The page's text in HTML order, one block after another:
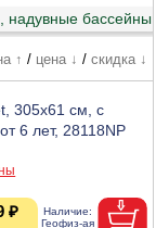
надувные бассейны
↑ / цена ↓ / скидка ↓
305х61 см, с
6 лет, 28118NP
₽